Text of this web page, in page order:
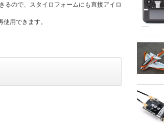
ので、スタイロフォームにも直接アイロ
用できます。